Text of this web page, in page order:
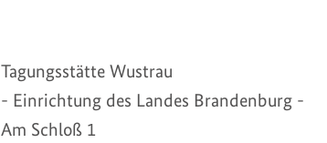
Tagungsstätte Wustrau
- Einrichtung des Landes Brandenburg -
Am Schloß 1